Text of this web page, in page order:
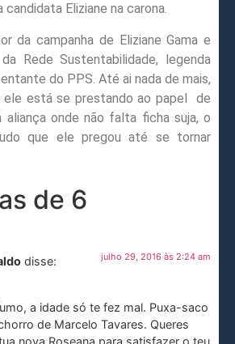
candidata Eliziane na carona.
da campanha de Eliziane Gama e
Rede Sustentabilidade, legenda
do PPS. Até ai nada de mais,
ele está se prestando ao papel de
aliança onde não falta ficha suja, o
que ele pregou até se tornar
de 6
disse: julho 29, 2016 às 2:24 am
a idade só te fez mal. Puxa-saco
de Marcelo Tavares. Queres
nova Roseana para satisfazer o teu